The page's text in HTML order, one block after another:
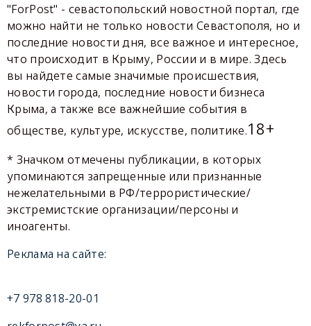
"ForPost" - севастопольский новостной портал, где
можно найти не только новости Севастополя, но и
последние новости дня, все важное и интересное,
что происходит в Крыму, России и в мире. Здесь
вы найдете самые значимые происшествия,
новости города, последние новости бизнеса
Крыма, а также все важнейшие события в
обществе, культуре, искусстве, политике.18+
* Значком отмечены публикации, в которых
упоминаются запрещенные или признанные
нежелательными в РФ/террористические/
экстремистские организации/персоны и
иноагенты.
Реклама на сайте:
+7 978 818-20-01